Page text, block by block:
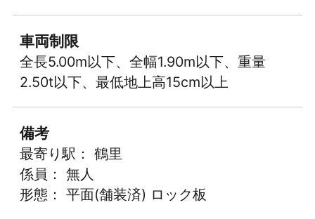
車両制限
全長5.00m以下、全幅1.90m以下、重量
2.50t以下、最低地上高15cm以上
備考
最寄り駅： 鶴里
係員： 無人
形態： 平面(舗装済) ロック板